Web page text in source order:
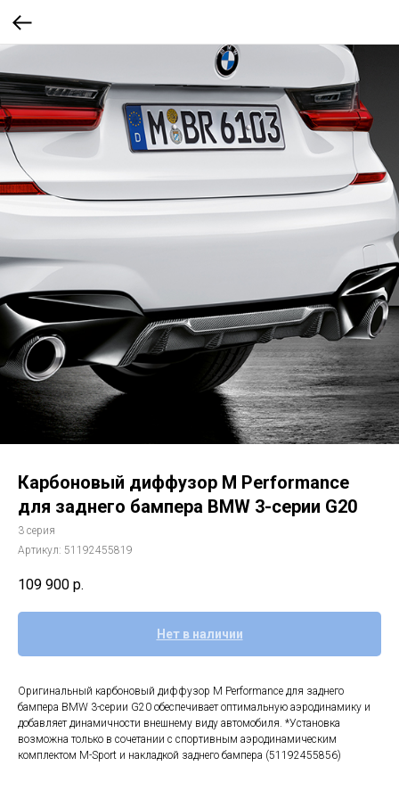
Карбоновый диффузор M Performance
для заднего бампера BMW 3-серии G20
3 серия
Артикул: 51192455819
109 900 р.
Нет в наличии
Оригинальный карбоновый диффузор M Performance для заднего
бампера BMW 3-серии G20 обеспечивает оптимальную аэродинамику и
добавляет динамичности внешнему виду автомобиля. *Установка
возможна только в сочетании с спортивным аэродинамическим
комплектом M-Sport и накладкой заднего бампера (51192455856)